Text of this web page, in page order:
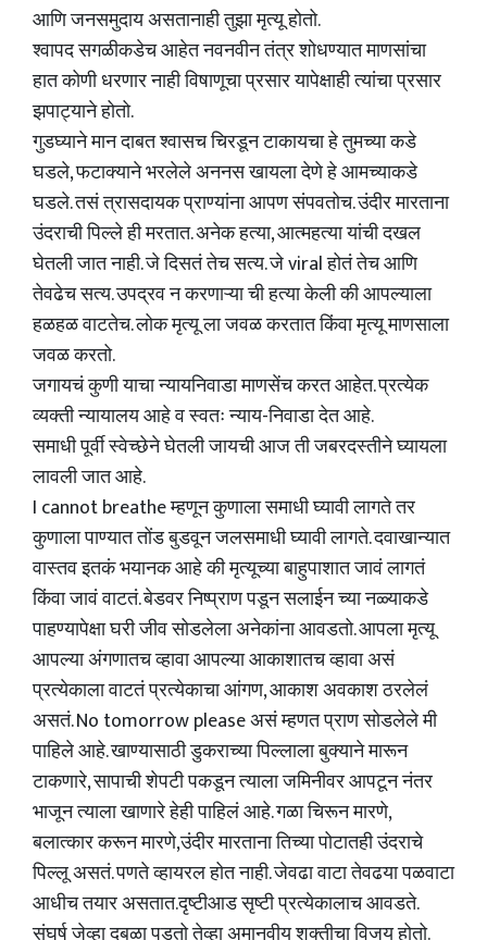
आणि जनसमुदाय असतानाही तुझा मृत्यू होतो.
श्वापद सगळीकडेच आहेत नवनवीन तंत्र शोधण्यात माणसांचा
हात कोणी धरणार नाही विषाणूचा प्रसार यापेक्षाही त्यांचा प्रसार
झपाट्याने होतो.
गुडघ्याने मान दाबत श्वासच चिरडून टाकायचा हे तुमच्या कडे
घडले, फटाक्याने भरलेले अननस खायला देणे हे आमच्याकडे
घडले. तसं त्रासदायक प्राण्यांना आपण संपवतोच. उंदीर मारताना
उंदराची पिल्ले ही मरतात. अनेक हत्या, आत्महत्या यांची दखल
घेतली जात नाही. जे दिसतं तेच सत्य. जे viral होतं तेच आणि
तेवढेच सत्य. उपद्रव न करणाऱ्या ची हत्या केली की आपल्याला
हळहळ वाटतेच. लोक मृत्यू ला जवळ करतात किंवा मृत्यू माणसाला
जवळ करतो.
जगायचं कुणी याचा न्यायनिवाडा माणसेंच करत आहेत. प्रत्येक
व्यक्ती न्यायालय आहे व स्वतः न्याय-निवाडा देत आहे.
समाधी पूर्वी स्वेच्छेने घेतली जायची आज ती जबरदस्तीने घ्यायला
लावली जात आहे.
I cannot breathe म्हणून कुणाला समाधी घ्यावी लागते तर
कुणाला पाण्यात तोंड बुडवून जलसमाधी घ्यावी लागते. दवाखान्यात
वास्तव इतकं भयानक आहे की मृत्यूच्या बाहुपाशात जावं लागतं
किंवा जावं वाटतं. बेडवर निष्प्राण पडून सलाईन च्या नळ्याकडे
पाहण्यापेक्षा घरी जीव सोडलेला अनेकांना आवडतो. आपला मृत्यू
आपल्या अंगणातच व्हावा आपल्या आकाशातच व्हावा असं
प्रत्येकाला वाटतं प्रत्येकाचा आंगण, आकाश अवकाश ठरलेलं
असतं. No tomorrow please असं म्हणत प्राण सोडलेले मी
पाहिले आहे. खाण्यासाठी डुकराच्या पिल्लाला बुक्याने मारून
टाकणारे, सापाची शेपटी पकडून त्याला जमिनीवर आपटून नंतर
भाजून त्याला खाणारे हेही पाहिलं आहे. गळा चिरून मारणे,
बलात्कार करून मारणे,उंदीर मारताना तिच्या पोटातही उंदराचे
पिल्लू असतं. पणते व्हायरल होत नाही. जेवढा वाटा तेवढया पळवाटा
आधीच तयार असतात.दृष्टीआड सृष्टी प्रत्येकालाच आवडते.